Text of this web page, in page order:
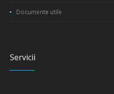
Documente utile
Servicii